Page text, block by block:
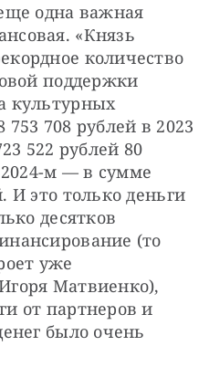
одна важная
«Князь
количество
поддержки
культурных
708 рублей в 2023
522 рублей 80
м — в сумме
И это только деньги
десятков
(то
уже
Матвиенко),
от партнеров и
было очень